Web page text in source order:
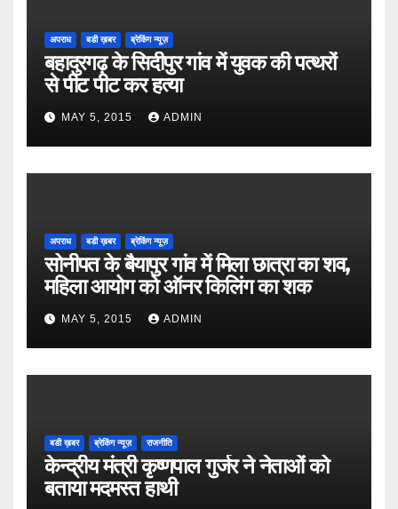
अपराध बडी ख़बर ब्रेकिंग न्यूज़
बहादुरगढ़ के सिदीपुर गांव में युवक की पत्थरों
से पीट पीट कर हत्या
MAY 5, 2015 ADMIN
अपराध बडी ख़बर ब्रेकिंग न्यूज़
सोनीपत के बैयापुर गांव में मिला छात्रा का शव,
महिला आयोग को ऑनर किलिंग का शक
MAY 5, 2015 ADMIN
बडी ख़बर ब्रेकिंग न्यूज़ राजनीति
केन्द्रीय मंत्री कृष्णपाल गुर्जर ने नेताओं को
बताया मदमस्त हाथी